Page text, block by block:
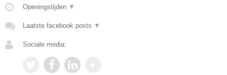
Openingstijden ▼
Laatste facebook posts ▼
Sociale media: